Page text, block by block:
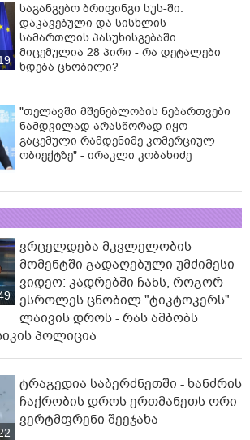
საგანგებო ბრიფინგი სუს-ში:
დაკავებული და სისხლის
სამართლის პასუხისგებაში
მიცემულია 28 პირი - რა დეტალები
ხდება ცნობილი?
"თელავში მშენებლობის ნებართვები
ნამდვილად არასწორად იყო
გაცემული რამდენიმე კომერციულ
ობიექტზე" - ირაკლი კობახიძე
ვრცელდება მკვლელობის
მომენტში გადაღებული უმძიმესი
ვიდეო: კადრებში ჩანს, როგორ
ესროლეს ცნობილ "ტიკტოკერს"
ლაივის დროს - რას ამბობს
პოლიცია
ტრაგედია საბერძნეთში - ხანძრის
ჩაქრობის დროს ერთმანეთს ორი
ვერტმფრენი შეეჯახა